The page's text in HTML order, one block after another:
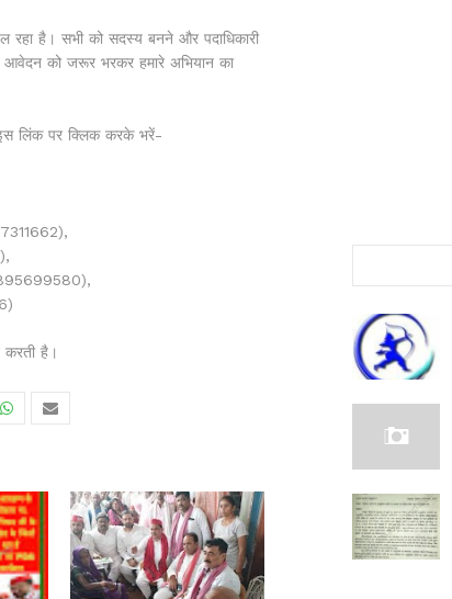
है। सभी को सदस्य बनने और पदाधिकारी
को जरूर भरकर हमारे अभियान का
लिंक पर क्लिक करके भरें-
है।